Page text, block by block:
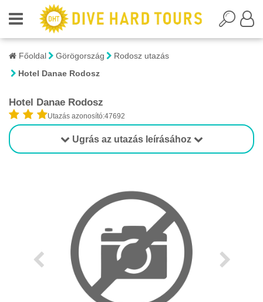
Főoldal Görögország
Rodosz utazás
Hotel Danae Rodosz
Hotel Danae Rodosz
Utazás azonosító:47692
Ugrás az utazás leírásához